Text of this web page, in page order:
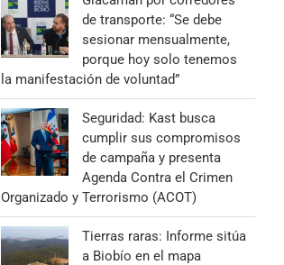
de transporte: “Se debe
sesionar mensualmente,
porque hoy solo tenemos
la manifestación de voluntad”
Seguridad: Kast busca
cumplir sus compromisos
de campaña y presenta
Agenda Contra el Crimen
Organizado y Terrorismo (ACOT)
Tierras raras: Informe sitúa
a Biobío en el mapa